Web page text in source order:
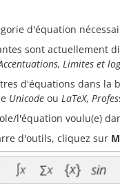
d'équation
sont actuellement
Limites et
d'équations dans
Unicode ou LaTeX,
l'équation voulu(e)
d'outils, cliquez sur